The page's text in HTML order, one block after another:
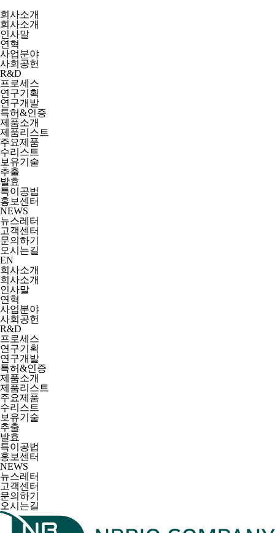
회사소개
회사소개
인사말
연혁
사업분야
사회공헌
R&D
프로세스
연구기획
연구개발
특허&인증
제품소개
제품리스트
주요제품
수리스트
보유기술
추출
발효
특이공법
홍보센터
NEWS
뉴스레터
고객센터
문의하기
오시는길
EN
회사소개
회사소개
인사말
연혁
사업분야
사회공헌
R&D
프로세스
연구기획
연구개발
특허&인증
제품소개
제품리스트
주요제품
수리스트
보유기술
추출
발효
특이공법
홍보센터
NEWS
뉴스레터
고객센터
문의하기
오시는길